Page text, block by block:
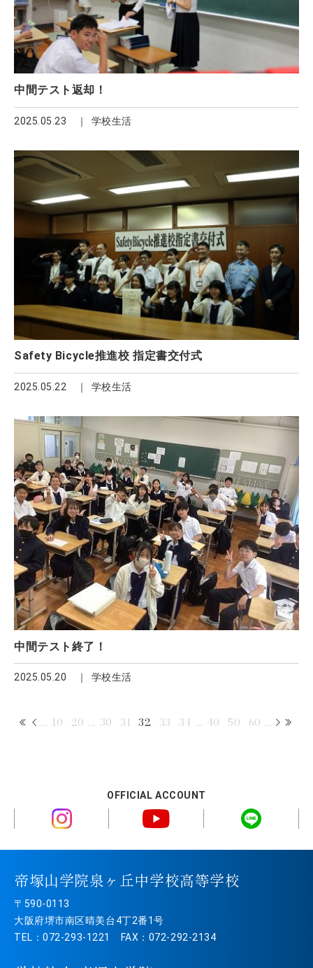
中間テスト返却！
2025.05.23 学校生活
Safety Bicycle推進校 指定書交付式
2025.05.22 学校生活
中間テスト終了！
2025.05.20 学校生活
... 10 20 ... 30 31 32 33 34 ... 40 50 60 ...
OFFICIAL ACCOUNT
帝塚山学院泉ヶ丘中学校高等学校
〒590-0113
大阪府堺市南区晴美台4丁2番1号
TEL：072-293-1221 FAX：072-292-2134